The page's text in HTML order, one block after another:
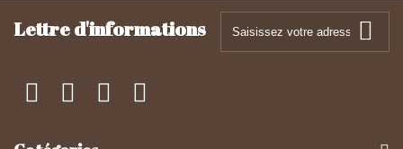
Lettre d'informations